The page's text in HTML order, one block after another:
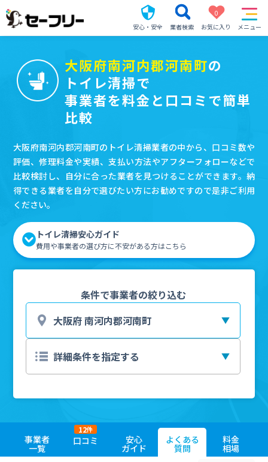
安心・安全 業者検索
0
お気に入り
メニュー
大阪府南河内郡河南町の
トイレ清掃で
事業者を料金と口コミで簡単
比較
大阪府南河内郡河南町のトイレ清掃業者の中から、口コミ数や
評価、修理料金や実績、支払い方法やアフターフォローなどで
比較検討し、自分に合った業者を見つけることができます。納
得できる業者を自分で選びたい方にお勧めですので是非ご利用
ください。
トイレ清掃安心ガイド
費用や事業者の選び方に不安がある方はこちら
条件で事業者の絞り込む
事業者
一覧
口コミ
12件
安心
ガイド
よくある
質問
料金
相場